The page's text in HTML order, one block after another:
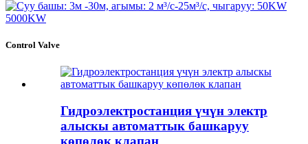
Control Valve
Гидроэлектростанция үчүн электр
алыскы автоматтык башкаруу
көпөлөк клапан